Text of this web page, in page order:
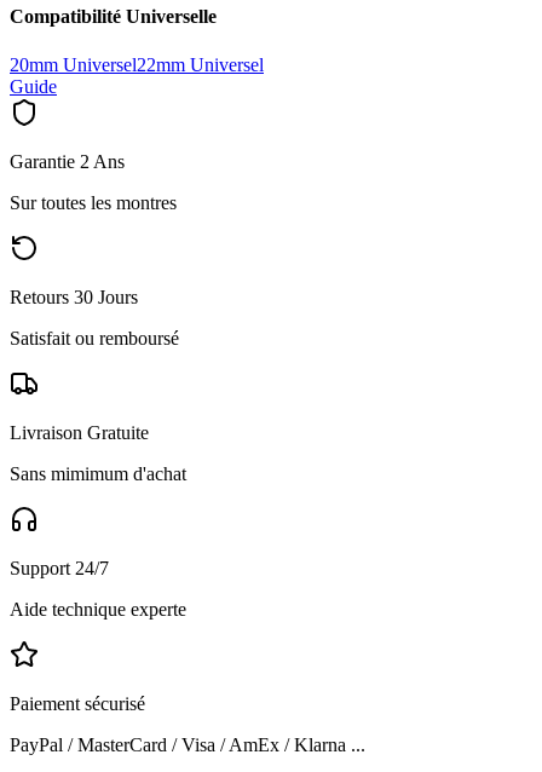
Compatibilité Universelle
20mm Universel22mm Universel
Guide
Garantie 2 Ans
Sur toutes les montres
Retours 30 Jours
Satisfait ou remboursé
Livraison Gratuite
Sans mimimum d'achat
Support 24/7
Aide technique experte
Paiement sécurisé
PayPal / MasterCard / Visa / AmEx / Klarna ...